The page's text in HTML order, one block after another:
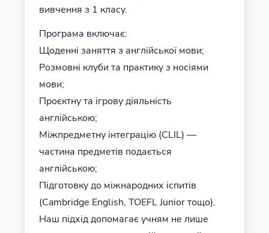
вивчення з 1 класу.
Програма включає:
Щоденні заняття з англійської мови;
Розмовні клуби та практику з носіями
мови;
Проєктну та ігрову діяльність
англійською;
Міжпредметну інтеграцію (CLIL) —
частина предметів подається
англійською;
Підготовку до міжнародних іспитів
(Cambridge English, TOEFL Junior тощо).
Наш підхід допомагає учням не лише